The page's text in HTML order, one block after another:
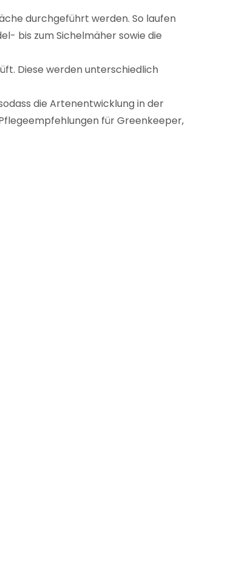
durchgeführt werden. So laufen
bis zum Sichelmäher sowie die
Diese werden unterschiedlich
die Artenentwicklung in der
für Greenkeeper,